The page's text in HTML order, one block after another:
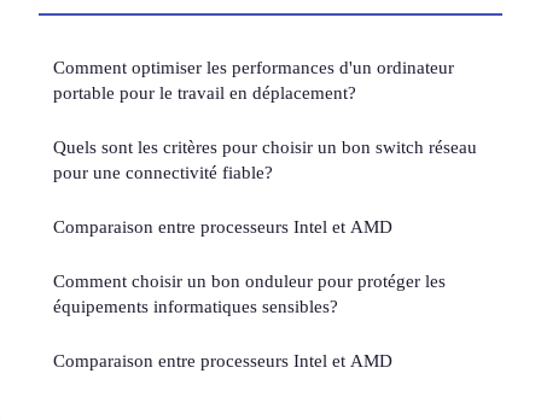
Comment optimiser les performances d'un ordinateur
portable pour le travail en déplacement?
Quels sont les critères pour choisir un bon switch réseau
pour une connectivité fiable?
Comparaison entre processeurs Intel et AMD
Comment choisir un bon onduleur pour protéger les
équipements informatiques sensibles?
Comparaison entre processeurs Intel et AMD